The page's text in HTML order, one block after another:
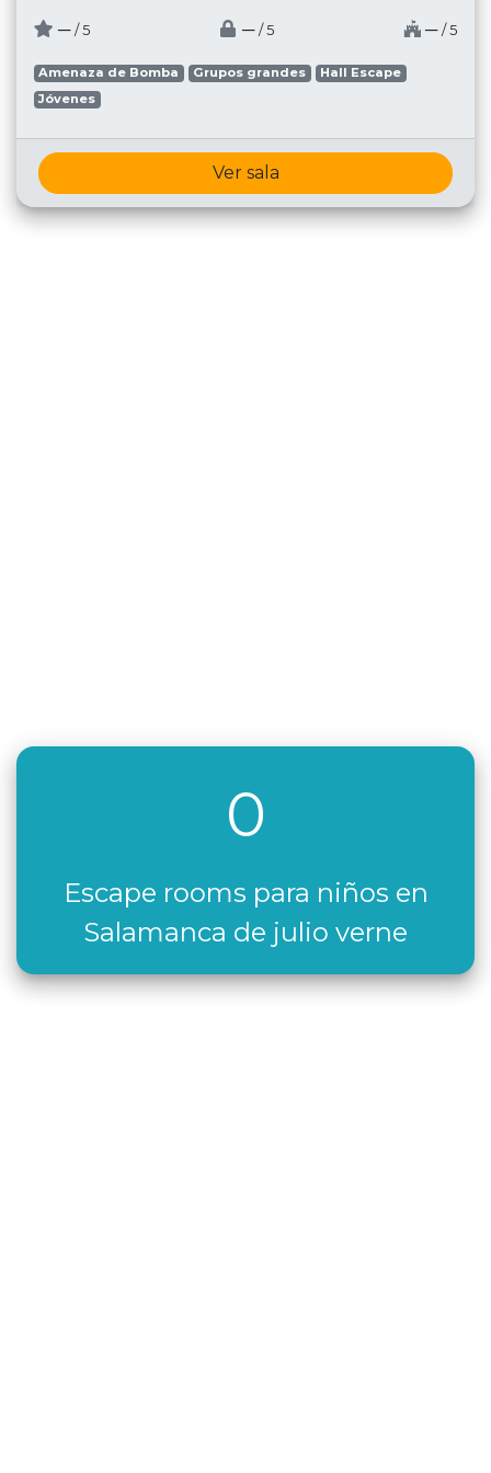
─ / 5 ─ / 5 ─ / 5
Amenaza de Bomba Grupos grandes
Hall Escape
Jóvenes
Ver sala
0
Escape rooms para niños en
Salamanca de julio verne